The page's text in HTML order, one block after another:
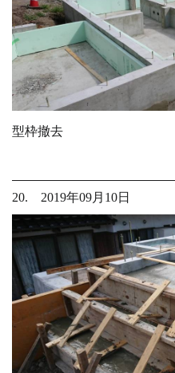
型枠撤去
20. 2019年09月10日